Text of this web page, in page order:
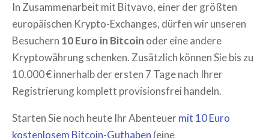
In Zusammenarbeit mit Bitvavo, einer der größten
europäischen Krypto-Exchanges, dürfen wir unseren
Besuchern 10 Euro in Bitcoin oder eine andere
Kryptowährung schenken. Zusätzlich können Sie bis zu
10.000 € innerhalb der ersten 7 Tage nach Ihrer
Registrierung komplett provisionsfrei handeln.
Starten Sie noch heute Ihr Abenteuermit 10 Euro
kostenlosem Bitcoin-Guthaben (eine